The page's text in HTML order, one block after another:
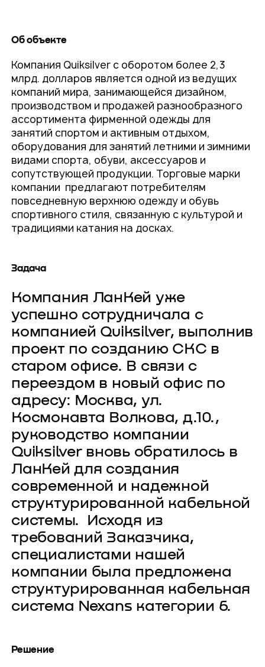
Об объекте
Компания Quiksilver с оборотом более 2,3
млрд. долларов является одной из ведущих
компаний мира, занимающейся дизайном,
производством и продажей разнообразного
ассортимента фирменной одежды для
занятий спортом и активным отдыхом,
оборудования для занятий летними и зимними
видами спорта, обуви, аксессуаров и
сопутствующей продукции. Торговые марки
компании предлагают потребителям
повседневную верхнюю одежду и обувь
спортивного стиля, связанную с культурой и
традициями катания на досках.
Задача
Компания ЛанКей уже
успешно сотрудничала с
компанией Quiksilver, выполнив
проект по созданию СКС в
старом офисе. В связи с
переездом в новый офис по
адресу: Москва, ул.
Космонавта Волкова, д.10.,
руководство компании
Quiksilver вновь обратилось в
ЛанКей для создания
современной и надежной
структурированной кабельной
системы. Исходя из
требований Заказчика,
специалистами нашей
компании была предложена
структурированная кабельная
система Nexans категории 6.
Решение